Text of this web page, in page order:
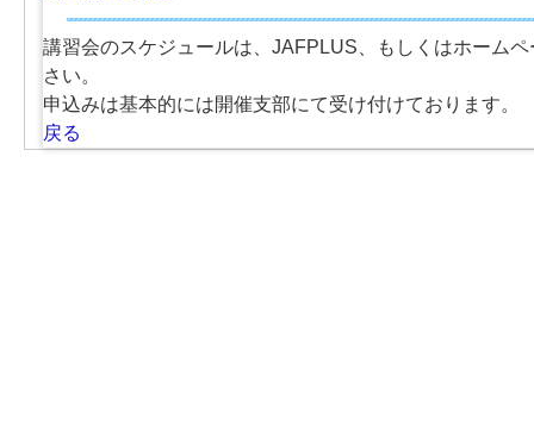
講習会のスケジュールは、JAFPLUS、もしくはホームペ
さい。
申込みは基本的には開催支部にて受け付けております。
戻る